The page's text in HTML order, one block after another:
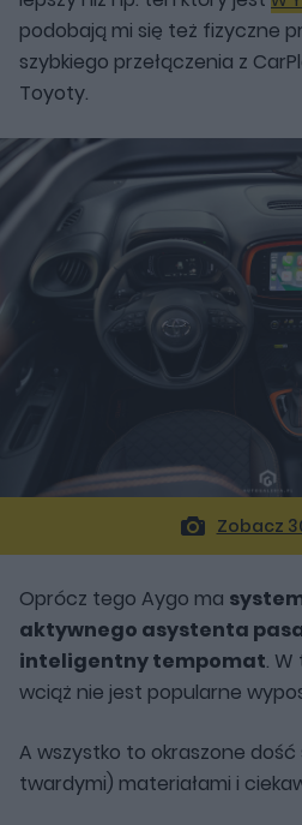
podobają mi się też fizyczne
szybkiego przełączenia z
Toyoty.
Zobacz
Oprócz tego Aygo ma
aktywnego asystenta
inteligentny tempomat.
wciąż nie jest popularne
A wszystko to okraszone dość
twardymi) materiałami i